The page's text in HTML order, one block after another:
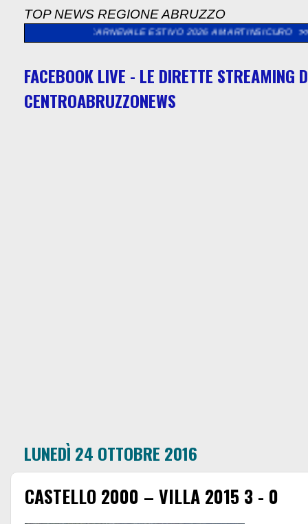
TOP NEWS REGIONE ABRUZZO
CARNEVALE ESTIVO 2026 A MARTINSICURO >> 64^ SVOLTE
FACEBOOK LIVE - LE DIRETTE STREAMING
CENTROABRUZZONEWS
LUNEDÌ 24 OTTOBRE 2016
CASTELLO 2000 – VILLA 2015 3 - 0